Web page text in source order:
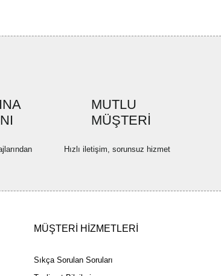
Yorum Yaz
MUTLU
MÜŞTERİ
Hızlı iletişim, sorunsuz hizmet
MÜŞTERİ HİZMETLERİ
Sıkça Sorulan Soruları